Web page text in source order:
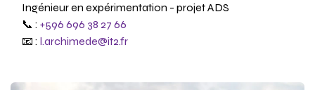
Ingénieur en expérimentation - projet ADS
📞 : +596 696 38 27 66
📧 : l.archimede@it2.fr